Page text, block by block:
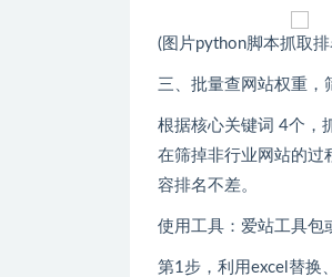
(图片python脚本抓取
三、批量查网站权重，
根据核心关键词 4个，
在筛掉非行业网站的过
容排名不差。
使用工具：爱站工具包
第1步，利用excel替换